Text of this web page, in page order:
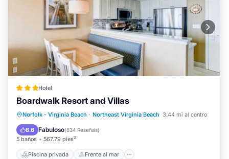
Hotel
Boardwalk Resort and Villas
Norfolk - Virginia Beach · Northeast Virginia Beach 3.44 mi al centro
8.6 Fabuloso(634 Reseñas)
5 baños 567.79 pies²
Piscina privada Frente al mar
Piscina privada
Frente al mar
Bañera de hidromasaje